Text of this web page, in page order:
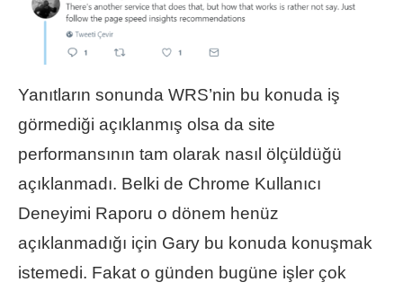
Yanıtların sonunda WRS’nin bu konuda iş
görmediği açıklanmış olsa da site
performansının tam olarak nasıl ölçüldüğü
açıklanmadı. Belki de Chrome Kullanıcı
Deneyimi Raporu o dönem henüz
açıklanmadığı için Gary bu konuda konuşmak
istemedi. Fakat o günden bugüne işler çok